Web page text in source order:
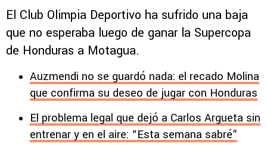
El Club Olimpia Deportivo ha sufrido una baja
que no esperaba luego de ganar la Supercopa
de Honduras a Motagua.
Auzmendi no se guardó nada: el recado Molina
que confirma su deseo de jugar con Honduras
El problema legal que dejó a Carlos Argueta sin
entrenar y en el aire: “Esta semana sabré”